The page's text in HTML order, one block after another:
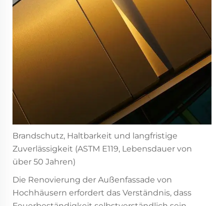
Brandschutz, Haltbarkeit und langfristige
Zuverlässigkeit (ASTM E119, Lebensdauer von
über 50 Jahren)
Die Renovierung der Außenfassade von
Hochhäusern erfordert das Verständnis, dass